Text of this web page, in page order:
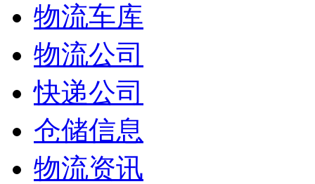
物流车库
物流公司
快递公司
仓储信息
物流资讯